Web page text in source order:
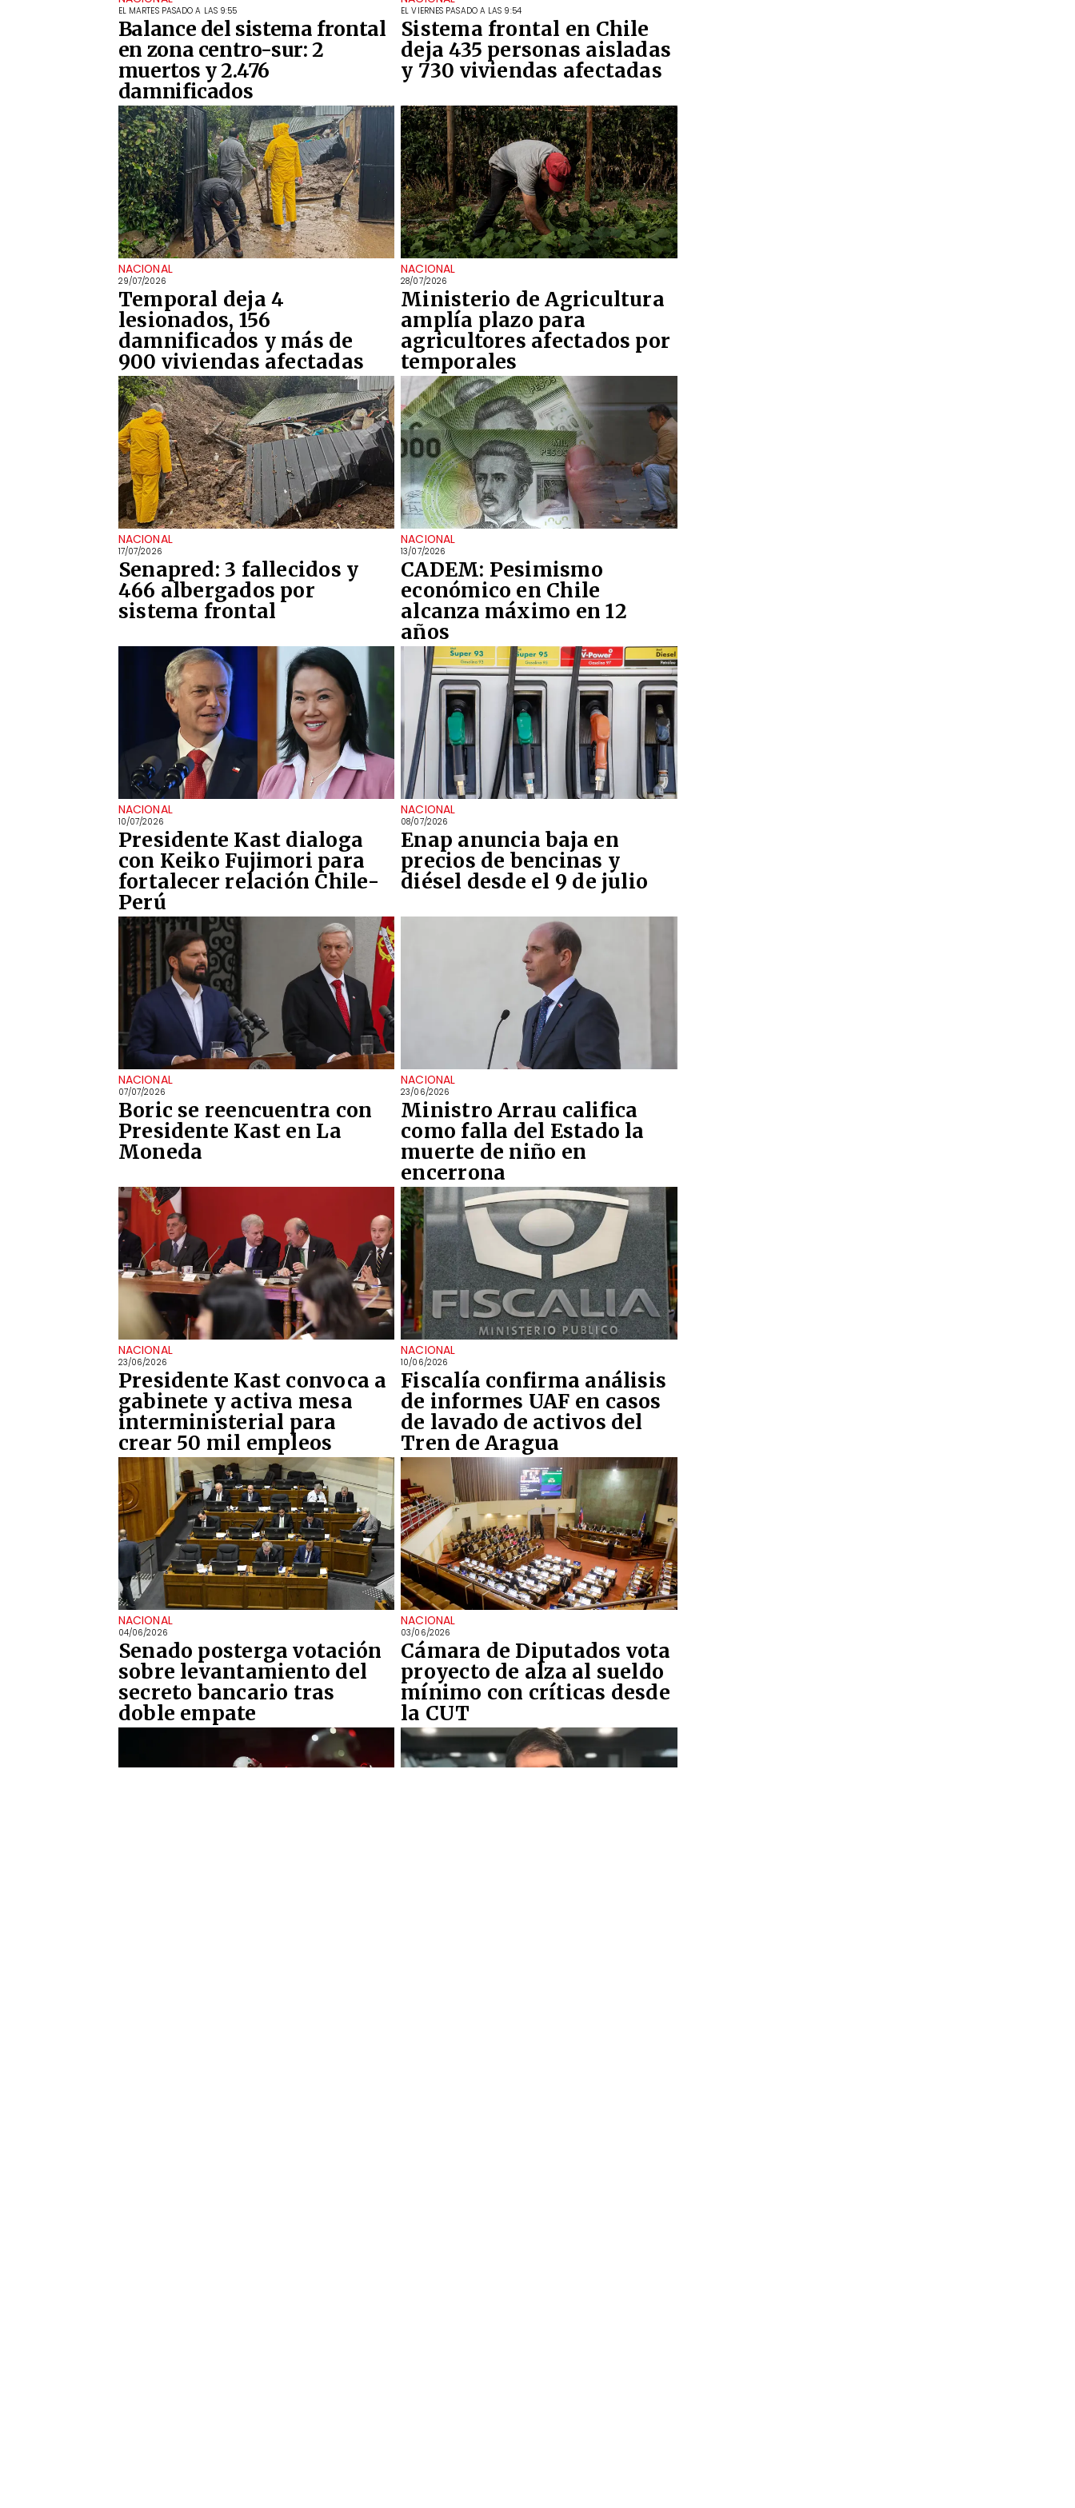
EL MARTES PASADO A LAS 9:55
Balance del sistema frontal
en zona centro-sur: 2
muertos y 2.476
damnificados
EL VIERNES PASADO A LAS 9:54
Sistema frontal en Chile
deja 435 personas aisladas
y 730 viviendas afectadas
NACIONAL
29/07/2026
Temporal deja 4
lesionados, 156
damnificados y más de
900 viviendas afectadas
NACIONAL
28/07/2026
Ministerio de Agricultura
amplía plazo para
agricultores afectados por
temporales
NACIONAL
17/07/2026
Senapred: 3 fallecidos y
466 albergados por
sistema frontal
NACIONAL
13/07/2026
CADEM: Pesimismo
económico en Chile
alcanza máximo en 12
años
NACIONAL
10/07/2026
Presidente Kast dialoga
con Keiko Fujimori para
fortalecer relación Chile-
Perú
NACIONAL
08/07/2026
Enap anuncia baja en
precios de bencinas y
diésel desde el 9 de julio
NACIONAL
07/07/2026
Boric se reencuentra con
Presidente Kast en La
Moneda
NACIONAL
23/06/2026
Ministro Arrau califica
como falla del Estado la
muerte de niño en
encerrona
NACIONAL
23/06/2026
Presidente Kast convoca a
gabinete y activa mesa
interministerial para
crear 50 mil empleos
NACIONAL
10/06/2026
Fiscalía confirma análisis
de informes UAF en casos
de lavado de activos del
Tren de Aragua
NACIONAL
04/06/2026
Senado posterga votación
sobre levantamiento del
secreto bancario tras
doble empate
NACIONAL
03/06/2026
Cámara de Diputados vota
proyecto de alza al sueldo
mínimo con críticas desde
la CUT